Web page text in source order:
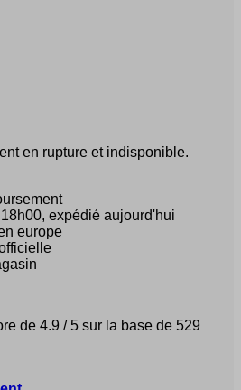
en rupture et indisponible.
expédié aujourd'hui
europe
de 4.9 / 5 sur la base de 529